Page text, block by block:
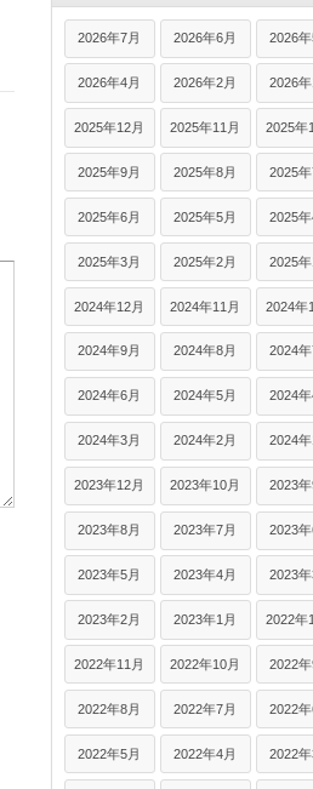
2026年7月 2026年6月 2026年
2026年4月 2026年2月 2026年
2025年12月 2025年11月 2025年
2025年9月 2025年8月 2025年
2025年6月 2025年5月 2025年
2025年3月 2025年2月 2025年
2024年12月 2024年11月 2024年
2024年9月 2024年8月 2024年
2024年6月 2024年5月 2024年
2024年3月 2024年2月 2024年
2023年12月 2023年10月 2023年
2023年8月 2023年7月 2023年
2023年5月 2023年4月 2023年
2023年2月 2023年1月 2022年
2022年11月 2022年10月 2022年
2022年8月 2022年7月 2022年
2022年5月 2022年4月 2022年